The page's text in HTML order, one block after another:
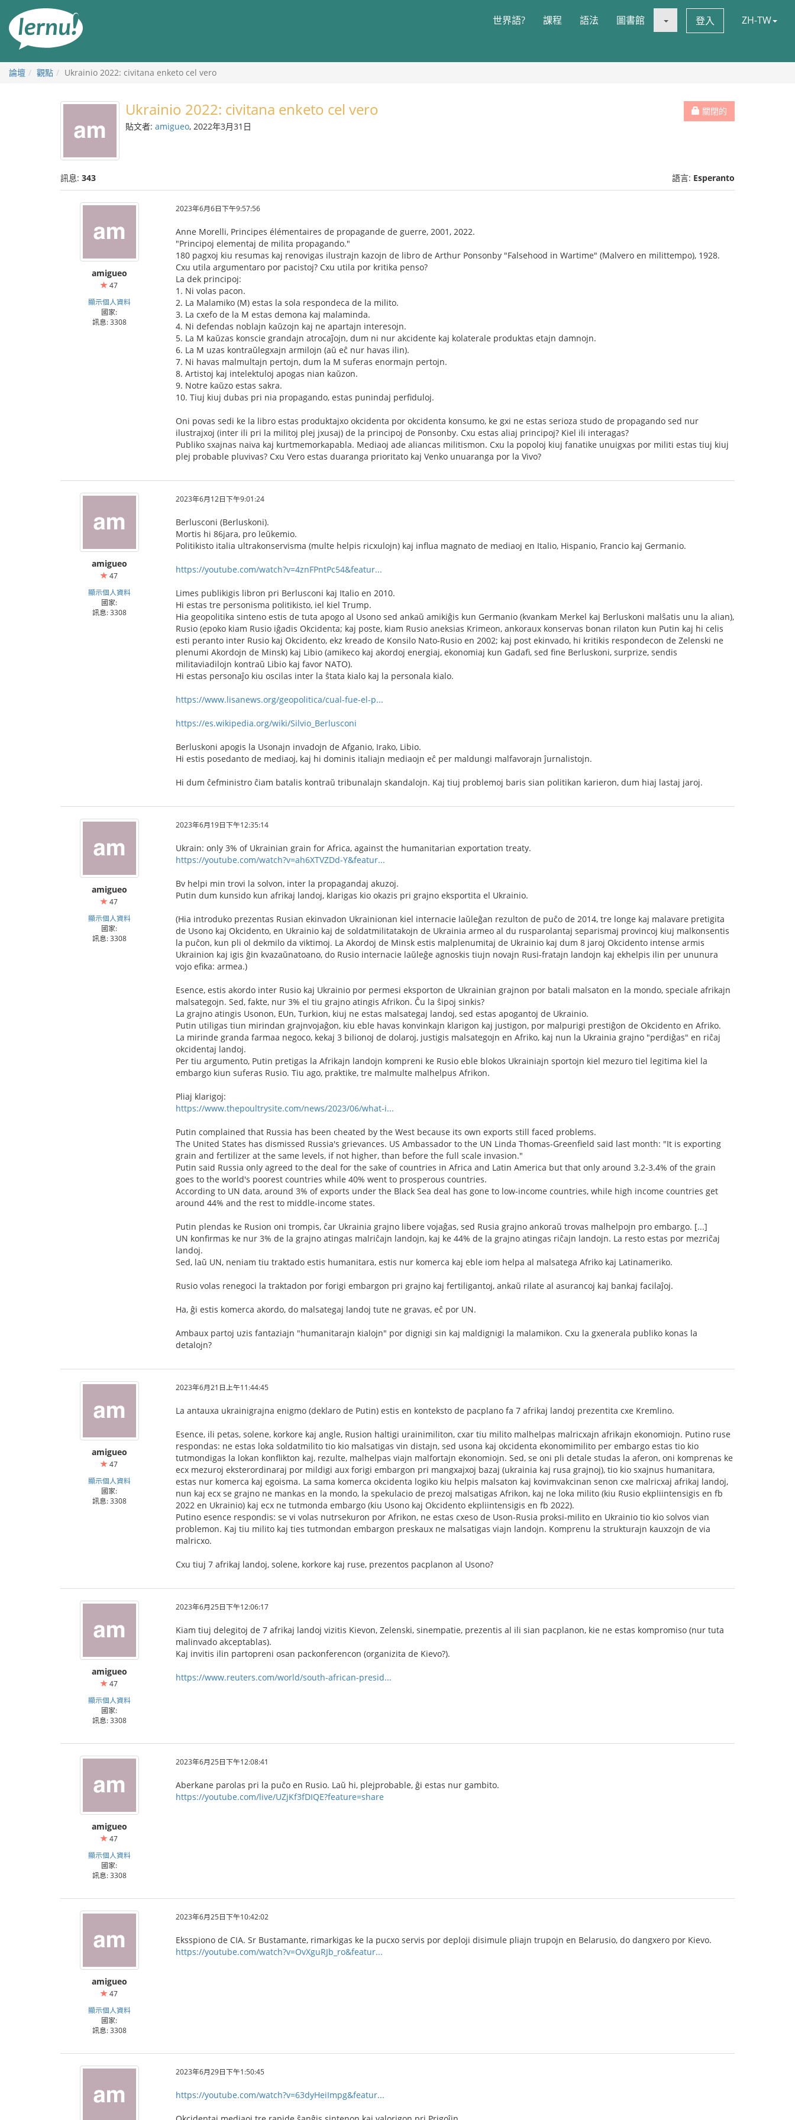
世界語? 課程 語法 圖書館 登入 ZH-TW
論壇 觀點 Ukrainio 2022: civitana enketo cel vero
關閉的
Ukrainio 2022: civitana enketo cel vero
貼文者: amigueo, 2022年3月31日
訊息: 343 語言: Esperanto
amigueo
47
顯示個人資料
國家:
訊息: 3308
2023年6月6日下午9:57:56
Anne Morelli, Principes élémentaires de propagande de guerre, 2001, 2022.
"Principoj elementaj de milita propagando."
180 pagxoj kiu resumas kaj renovigas ilustrajn kazojn de libro de Arthur Ponsonby "Falsehood in Wartime" (Malvero en milittempo), 1928.
Cxu utila argumentaro por pacistoj? Cxu utila por kritika penso?
La dek principoj:
1. Ni volas pacon.
2. La Malamiko (M) estas la sola respondeca de la milito.
3. La cxefo de la M estas demona kaj malaminda.
4. Ni defendas noblajn kaŭzojn kaj ne apartajn interesojn.
5. La M kaŭzas konscie grandajn atrocaĵojn, dum ni nur akcidente kaj kolaterale produktas etajn damnojn.
6. La M uzas kontraŭlegxajn armilojn (aŭ eĉ nur havas ilin).
7. Ni havas malmultajn pertojn, dum la M suferas enormajn pertojn.
8. Artistoj kaj intelektuloj apogas nian kaŭzon.
9. Notre kaŭzo estas sakra.
10. Tiuj kiuj dubas pri nia propagando, estas punindaj perfiduloj.
Oni povas sedi ke la libro estas produktajxo okcidenta por okcidenta konsumo, ke gxi ne estas serioza studo de propagando sed nur
ilustrajxoj (inter ili pri la militoj plej jxusaj) de la principoj de Ponsonby. Cxu estas aliaj principoj? Kiel ili interagas?
Publiko sxajnas naiva kaj kurtmemorkapabla. Mediaoj ade aliancas militismon. Cxu la popoloj kiuj fanatike unuigxas por militi estas tiuj kiuj
plej probable pluvivas? Cxu Vero estas duaranga prioritato kaj Venko unuaranga por la Vivo?
amigueo
47
顯示個人資料
國家:
訊息: 3308
2023年6月12日下午9:01:24
Berlusconi (Berluskoni).
Mortis hi 86jara, pro leŭkemio.
Politikisto italia ultrakonservisma (multe helpis ricxulojn) kaj influa magnato de mediaoj en Italio, Hispanio, Francio kaj Germanio.
https://youtube.com/watch?v=4znFPntPc54&featur...
Limes publikigis libron pri Berlusconi kaj Italio en 2010.
Hi estas tre personisma politikisto, iel kiel Trump.
Hia geopolitika sinteno estis de tuta apogo al Usono sed ankaŭ amikiĝis kun Germanio (kvankam Merkel kaj Berluskoni malŝatis unu la alian),
Rusio (epoko kiam Rusio iĝadis Okcidenta; kaj poste, kiam Rusio aneksias Krimeon, ankoraux konservas bonan rilaton kun Putin kaj hi celis
esti peranto inter Rusio kaj Okcidento, ekz kreado de Konsilo Nato-Rusio en 2002; kaj post ekinvado, hi kritikis respondecon de Zelenski ne
plenumi Akordojn de Minsk) kaj Libio (amikeco kaj akordoj energiaj, ekonomiaj kun Gadafi, sed fine Berluskoni, surprize, sendis
militaviadilojn kontraŭ Libio kaj favor NATO).
Hi estas personaĵo kiu oscilas inter la ŝtata kialo kaj la personala kialo.
https://www.lisanews.org/geopolitica/cual-fue-el-p...
https://es.wikipedia.org/wiki/Silvio_Berlusconi
Berluskoni apogis la Usonajn invadojn de Afganio, Irako, Libio.
Hi estis posedanto de mediaoj, kaj hi dominis italiajn mediaojn eĉ per maldungi malfavorajn ĵurnalistojn.
Hi dum ĉefministro ĉiam batalis kontraŭ tribunalajn skandalojn. Kaj tiuj problemoj baris sian politikan karieron, dum hiaj lastaj jaroj.
amigueo
47
顯示個人資料
國家:
訊息: 3308
2023年6月19日下午12:35:14
Ukrain: only 3% of Ukrainian grain for Africa, against the humanitarian exportation treaty.
https://youtube.com/watch?v=ah6XTVZDd-Y&featur...
Bv helpi min trovi la solvon, inter la propagandaj akuzoj.
Putin dum kunsido kun afrikaj landoj, klarigas kio okazis pri grajno eksportita el Ukrainio.
(Hia introduko prezentas Rusian ekinvadon Ukrainionan kiel internacie laŭleĝan rezulton de puĉo de 2014, tre longe kaj malavare pretigita
de Usono kaj Okcidento, en Ukrainio kaj de soldatmilitatakojn de Ukrainia armeo al du rusparolantaj separismaj provincoj kiuj malkonsentis
la puĉon, kun pli ol dekmilo da viktimoj. La Akordoj de Minsk estis malplenumitaj de Ukrainio kaj dum 8 jaroj Okcidento intense armis
Ukrainion kaj igis ĝin kvazaŭnatoano, do Rusio internacie laŭleĝe agnoskis tiujn novajn Rusi-fratajn landojn kaj ekhelpis ilin per ununura
vojo efika: armea.)
Esence, estis akordo inter Rusio kaj Ukrainio por permesi eksporton de Ukrainian grajnon por batali malsaton en la mondo, speciale afrikajn
malsategojn. Sed, fakte, nur 3% el tiu grajno atingis Afrikon. Ĉu la ŝipoj sinkis?
La grajno atingis Usonon, EUn, Turkion, kiuj ne estas malsategaj landoj, sed estas apogantoj de Ukrainio.
Putin utiligas tiun mirindan grajnvojaĝon, kiu eble havas konvinkajn klarigon kaj justigon, por malpurigi prestiĝon de Okcidento en Afriko.
La mirinde granda farmaa negoco, kekaj 3 bilionoj de dolaroj, justigis malsategojn en Afriko, kaj nun la Ukrainia grajno "perdiĝas" en riĉaj
okcidentaj landoj.
Per tiu argumento, Putin pretigas la Afrikajn landojn kompreni ke Rusio eble blokos Ukrainiajn sportojn kiel mezuro tiel legitima kiel la
embargo kiun suferas Rusio. Tiu ago, praktike, tre malmulte malhelpus Afrikon.
Pliaj klarigoj:
https://www.thepoultrysite.com/news/2023/06/what-i...
Putin complained that Russia has been cheated by the West because its own exports still faced problems.
The United States has dismissed Russia's grievances. US Ambassador to the UN Linda Thomas-Greenfield said last month: "It is exporting
grain and fertilizer at the same levels, if not higher, than before the full scale invasion."
Putin said Russia only agreed to the deal for the sake of countries in Africa and Latin America but that only around 3.2-3.4% of the grain
goes to the world's poorest countries while 40% went to prosperous countries.
According to UN data, around 3% of exports under the Black Sea deal has gone to low-income countries, while high income countries get
around 44% and the rest to middle-income states.
Putin plendas ke Rusion oni trompis, ĉar Ukrainia grajno libere vojaĝas, sed Rusia grajno ankoraŭ trovas malhelpojn pro embargo. [...]
UN konfirmas ke nur 3% de la grajno atingas malriĉajn landojn, kaj ke 44% de la grajno atingas riĉajn landojn. La resto estas por mezriĉaj
landoj.
Sed, laŭ UN, neniam tiu traktado estis humanitara, estis nur komerca kaj eble iom helpa al malsatega Afriko kaj Latinameriko.
Rusio volas renegoci la traktadon por forigi embargon pri grajno kaj fertiligantoj, ankaŭ rilate al asurancoj kaj bankaj facilaĵoj.
Ha, ĝi estis komerca akordo, do malsategaj landoj tute ne gravas, eĉ por UN.
Ambaux partoj uzis fantaziajn "humanitarajn kialojn" por dignigi sin kaj maldignigi la malamikon. Cxu la gxenerala publiko konas la
detalojn?
amigueo
47
顯示個人資料
國家:
訊息: 3308
2023年6月21日上午11:44:45
La antauxa ukrainigrajna enigmo (deklaro de Putin) estis en konteksto de pacplano fa 7 afrikaj landoj prezentita cxe Kremlino.
Esence, ili petas, solene, korkore kaj angle, Rusion haltigi urainimiliton, cxar tiu milito malhelpas malricxajn afrikajn ekonomiojn. Putino ruse
respondas: ne estas loka soldatmilito tio kio malsatigas vin distajn, sed usona kaj okcidenta ekonomimilito per embargo estas tio kio
tutmondigas la lokan konflikton kaj, rezulte, malhelpas viajn malfortajn ekonomiojn. Sed, se oni pli detale studas la aferon, oni komprenas ke
ecx mezuroj eksterordinaraj por mildigi aux forigi embargon pri mangxajxoj bazaj (ukrainia kaj rusa grajnoj), tio kio sxajnus humanitara,
estas nur komerca kaj egoisma. La sama komerca okcidenta logiko kiu helpis malsaton kaj kovimvakcinan senon cxe malricxaj afrikaj landoj,
nun kaj ecx se grajno ne mankas en la mondo, la spekulacio de prezoj malsatigas Afrikon, kaj ne loka milito (kiu Rusio ekpliintensigis en fb
2022 en Ukrainio) kaj ecx ne tutmonda embargo (kiu Usono kaj Okcidento ekpliintensigis en fb 2022).
Putino esence respondis: se vi volas nutrsekuron por Afrikon, ne estas cxeso de Uson-Rusia proksi-milito en Ukrainio tio kio solvos vian
problemon. Kaj tiu milito kaj ties tutmondan embargon preskaux ne malsatigas viajn landojn. Komprenu la strukturajn kauxzojn de via
malricxo.
Cxu tiuj 7 afrikaj landoj, solene, korkore kaj ruse, prezentos pacplanon al Usono?
amigueo
47
顯示個人資料
國家:
訊息: 3308
2023年6月25日下午12:06:17
Kiam tiuj delegitoj de 7 afrikaj landoj vizitis Kievon, Zelenski, sinempatie, prezentis al ili sian pacplanon, kie ne estas kompromiso (nur tuta
malinvado akceptablas).
Kaj invitis ilin partopreni osan packonferencon (organizita de Kievo?).
https://www.reuters.com/world/south-african-presid...
amigueo
47
顯示個人資料
國家:
訊息: 3308
2023年6月25日下午12:08:41
Aberkane parolas pri la puĉo en Rusio. Laŭ hi, plejprobable, ĝi estas nur gambito.
https://youtube.com/live/UZjKf3fDIQE?feature=share
amigueo
47
顯示個人資料
國家:
訊息: 3308
2023年6月25日下午10:42:02
Eksspiono de CIA. Sr Bustamante, rimarkigas ke la pucxo servis por deploji disimule pliajn trupojn en Belarusio, do dangxero por Kievo.
https://youtube.com/watch?v=OvXguRJb_ro&featur...
2023年6月29日下午1:50:45
https://youtube.com/watch?v=63dyHeiImpg&featur...